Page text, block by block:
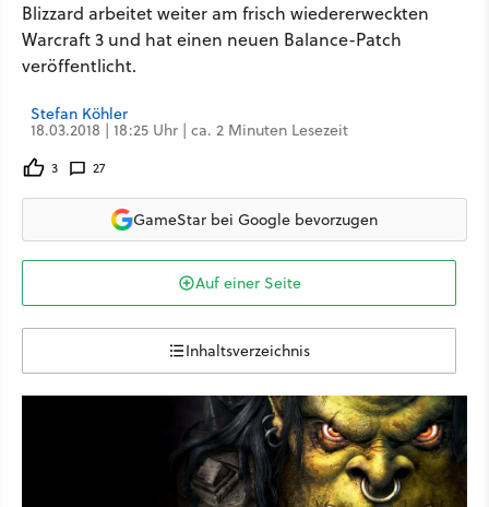
Blizzard arbeitet weiter am frisch wiedererweckten
Warcraft 3 und hat einen neuen Balance-Patch
veröffentlicht.
Stefan Köhler
18.03.2018 | 18:25 Uhr | ca. 2 Minuten Lesezeit
3 27
GameStar bei Google bevorzugen
Auf einer Seite
Inhaltsverzeichnis